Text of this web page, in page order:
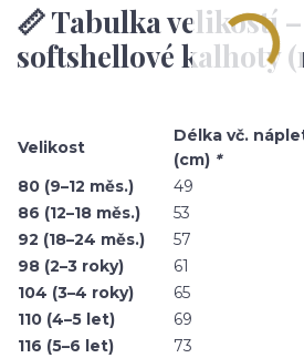
📏 Tabulka velikostí
softshellové kalhoty
Velikost
Délka vč.
(cm) *
80 (9–12 měs.)
49
86 (12–18 měs.)
53
92 (18–24 měs.)
57
98 (2–3 roky)
61
104 (3–4 roky)
65
110 (4–5 let)
69
116 (5–6 let)
73